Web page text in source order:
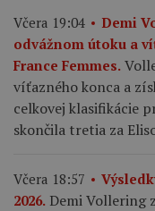
Včera 19:04
Demi
odvážnom útoku a
France Femmes.
víťazného konca a
celkovej klasifikácie
skončila tretia za
Včera 18:57
2026. Demi Vollering